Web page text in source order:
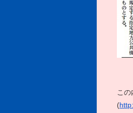
こ
(